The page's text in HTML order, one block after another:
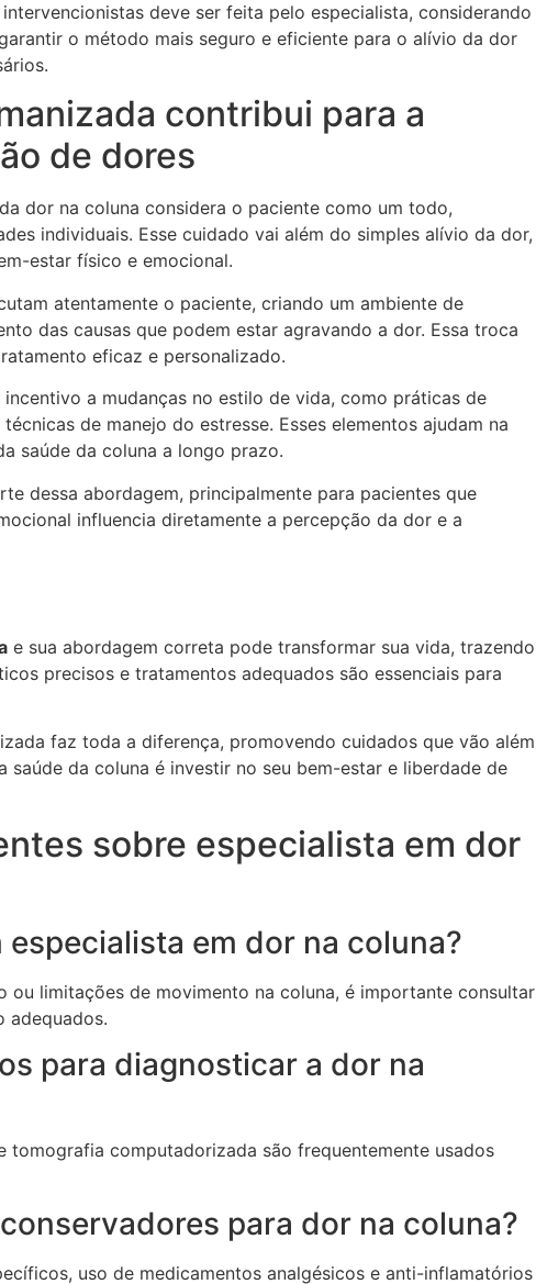
deve ser feita pelo especialista, considerando
o método mais seguro e eficiente para o alívio da dor
contribui para a
de dores
dor na coluna considera o paciente como um todo,
individuais. Esse cuidado vai além do simples alívio da dor,
estar físico e emocional.
atentamente o paciente, criando um ambiente de
das causas que podem estar agravando a dor. Essa troca
eficaz e personalizado.
a mudanças no estilo de vida, como práticas de
de manejo do estresse. Esses elementos ajudam na
saúde da coluna a longo prazo.
dessa abordagem, principalmente para pacientes que
influencia diretamente a percepção da dor e a
e sua abordagem correta pode transformar sua vida, trazendo
precisos e tratamentos adequados são essenciais para
faz toda a diferença, promovendo cuidados que vão além
saúde da coluna é investir no seu bem-estar e liberdade de
sobre especialista em dor
em dor na coluna?
ou limitações de movimento na coluna, é importante consultar
adequados.
para diagnosticar a dor na
tomografia computadorizada são frequentemente usados
para dor na coluna?
uso de medicamentos analgésicos e anti-inflamatórios